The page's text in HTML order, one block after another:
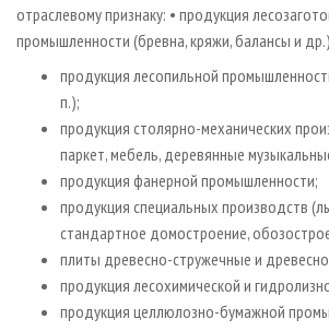
отраслевому признаку: • продукция
промышленности (бревна, кряжи, балансы и
продукция лесопильной
п.);
продукция столярно-механических
паркет, мебель, деревянные
продукция фанерной промышленности;
продукция специальных производств
стандартное домостроение,
плиты древесно-стружечные и
продукция лесохимической и
продукция целлюлозно-бумажной